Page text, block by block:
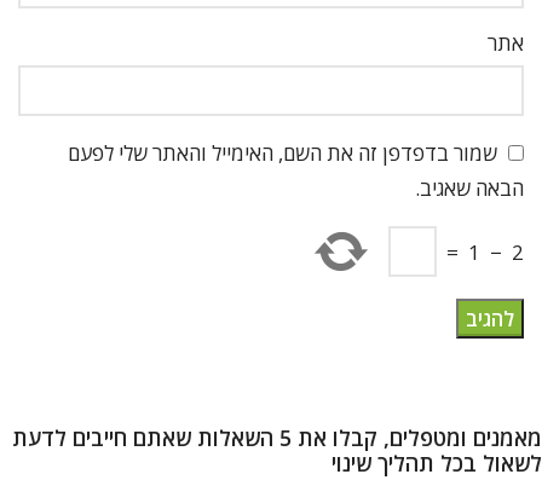
מאמנים ומטפלים, קבלו את 5 השאלות שאתם חייבים לדעת
לשאול בכל תהליך שינוי
אתר
שמור בדפדפן זה את השם, האימייל והאתר שלי לפעם
הבאה שאגיב.
2
−
1
=